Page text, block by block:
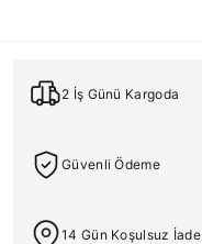
2 İş Günü Kargoda
Güvenli Ödeme
14 Gün Koşulsuz İade